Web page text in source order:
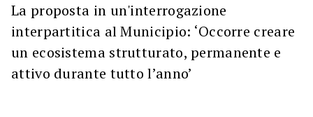
La proposta in un'interrogazione
interpartitica al Municipio: ‘Occorre creare
un ecosistema strutturato, permanente e
attivo durante tutto l’anno’